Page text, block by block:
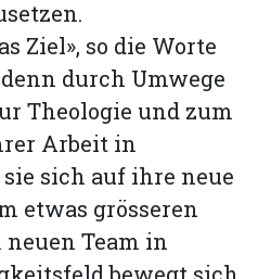
Ziel», so die Worte
durch Umwege
Theologie und zum
Arbeit in
sich auf ihre neue
etwas grösseren
Team in
bewegt sich